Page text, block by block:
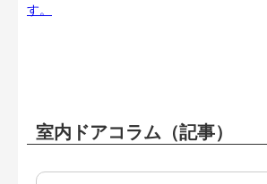
す。
室内ドアコラム（記事）